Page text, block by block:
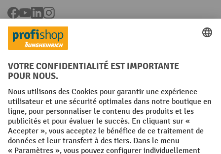
Facebook
YouTubeLinkedInInstagram
Langues
FR NL
Conditions générales Mentions légales
Protection des Données Politique de cookies